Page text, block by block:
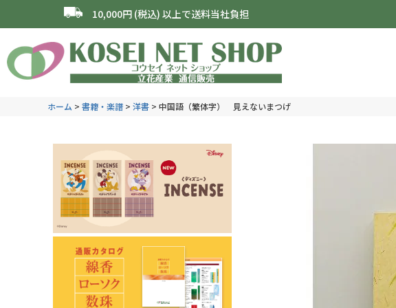
10,000円 (税込) 以上で送料当社負担
ホーム 書籍・楽譜 洋書 中国語（繁体字） 見えないまつげ